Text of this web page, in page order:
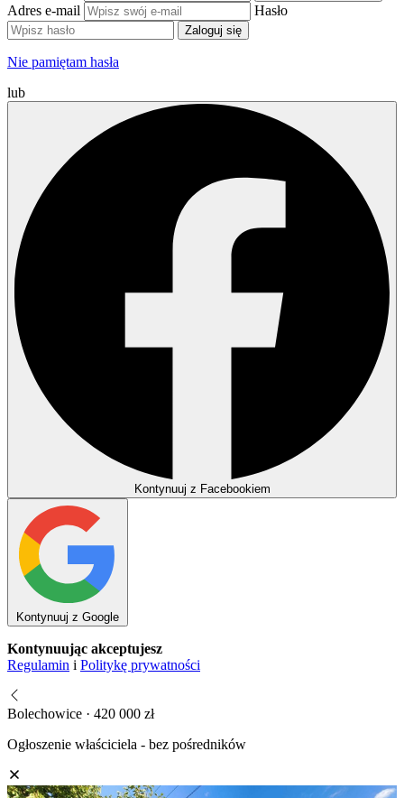
Adres e-mail Hasło
Zaloguj się
Nie pamiętam hasła
lub
Kontynuuj z Facebookiem
Kontynuuj z Google
Kontynuując akceptujesz
Regulamin i Politykę prywatności
Bolechowice · 420 000 zł
Ogłoszenie właściciela - bez pośredników